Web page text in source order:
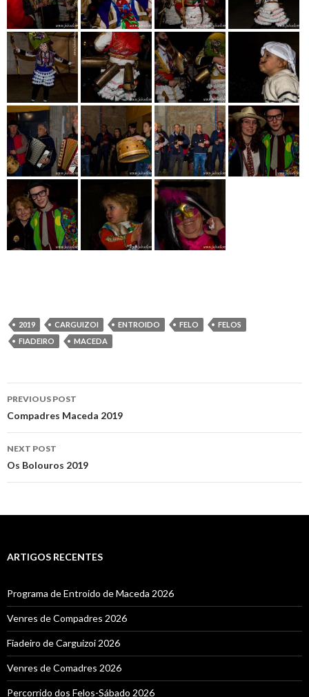
2019 CARGUIZOI ENTROIDO FELO
FELOS
FIADEIRO
MACEDA
navigation
PREVIOUS POST
Compadres Maceda 2019
NEXT POST
Os Bolouros 2019
ARTIGOS RECENTES
Programa de Entroido de Maceda 2026
Venres de Compadres 2026
Fiadeiro de Carguizoi 2026
Venres de Comadres 2026
Percorrido dos Felos-Sábado 2026